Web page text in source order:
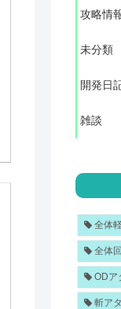
攻略情
未分類
開発日
雑談
全体
全体
ODア
斬ア